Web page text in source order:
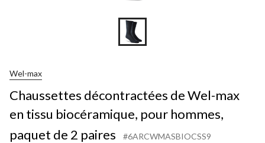
Wel-max
Chaussettes décontractées de Wel-max
en tissu biocéramique, pour hommes,
paquet de 2 paires
#6ARCWMASBIOCSS9